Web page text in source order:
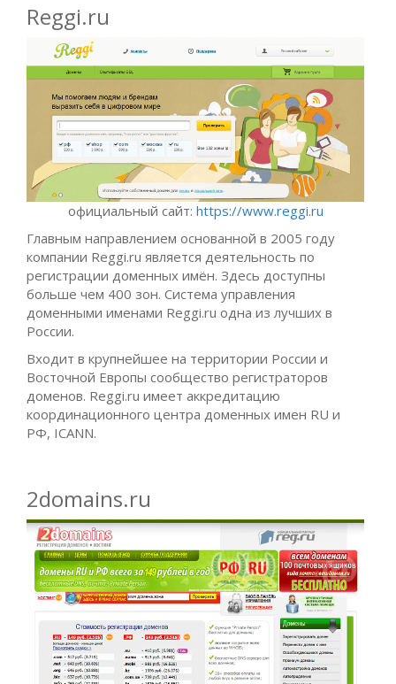
Reggi.ru
официальный сайт: https://www.reggi.ru
Главным направлением основанной в 2005 году
компании Reggi.ru является деятельность по
регистрации доменных имён. Здесь доступны
больше чем 400 зон. Система управления
доменными именами Reggi.ru одна из лучших в
России.
Входит в крупнейшее на территории России и
Восточной Европы сообщество регистраторов
доменов. Reggi.ru имеет аккредитацию
координационного центра доменных имен RU и
РФ, ICANN.
2domains.ru